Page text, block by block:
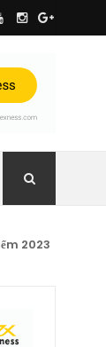
KIẾN THỨC